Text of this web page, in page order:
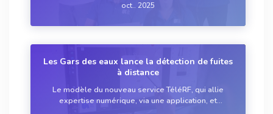
développement.
oct.. 2025
Les Gars des eaux lance la détection de fuites
à distance
Le modèle du nouveau service TéléRF, qui allie
expertise numérique, via une application, et